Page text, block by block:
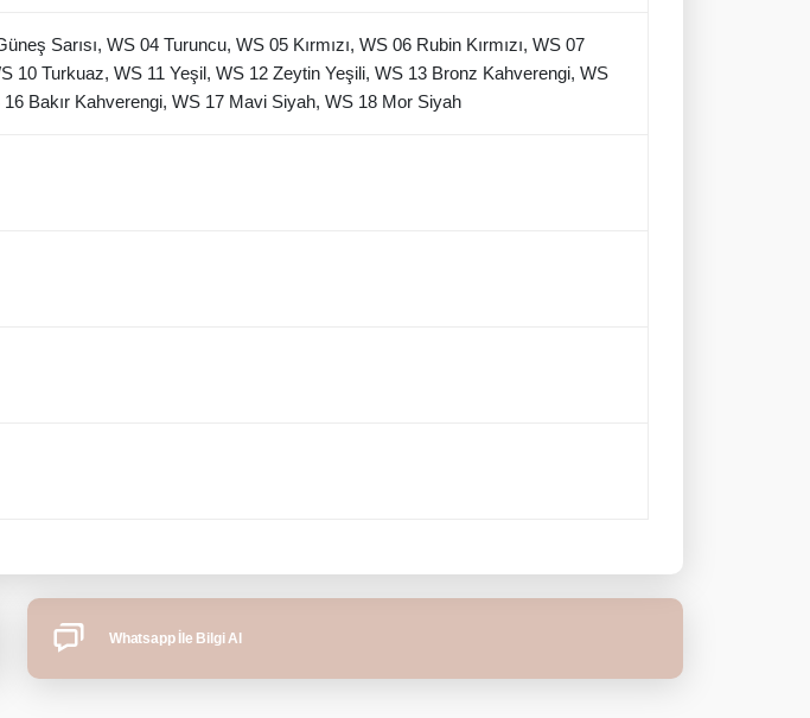
Sarısı, WS 04 Turuncu, WS 05 Kırmızı, WS 06 Rubin Kırmızı, WS 07
10 Turkuaz, WS 11 Yeşil, WS 12 Zeytin Yeşili, WS 13 Bronz Kahverengi, WS
Bakır Kahverengi, WS 17 Mavi Siyah, WS 18 Mor Siyah
Whatsapp İle Bilgi Al